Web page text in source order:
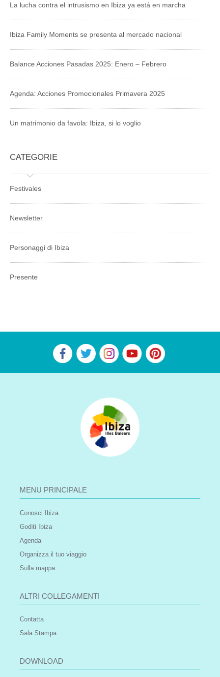
La lucha contra el intrusismo en Ibiza ya está en marcha
Ibiza Family Moments se presenta al mercado nacional
Balance Acciones Pasadas 2025: Enero – Febrero
Agenda: Acciones Promocionales Primavera 2025
Un matrimonio da favola: Ibiza, si lo voglio
CATEGORIE
Festivales
Newsletter
Personaggi di Ibiza
Presente
MENU PRINCIPALE
Conosci Ibiza
Goditi Ibiza
Agenda
Organizza il tuo viaggio
Sulla mappa
ALTRI COLLEGAMENTI
Contatta
Sala Stampa
DOWNLOAD